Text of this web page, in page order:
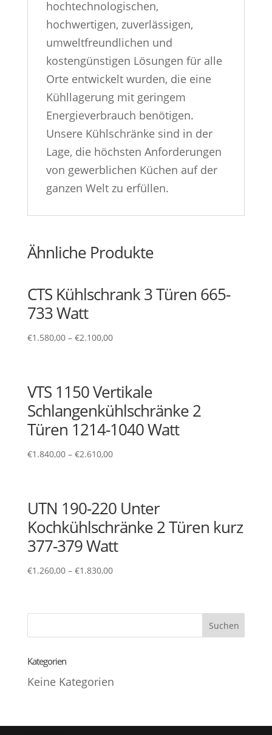
hochtechnologischen,
hochwertigen, zuverlässigen,
umweltfreundlichen und
kostengünstigen Lösungen für alle
Orte entwickelt wurden, die eine
Kühllagerung mit geringem
Energieverbrauch benötigen.
Unsere Kühlschränke sind in der
Lage, die höchsten Anforderungen
von gewerblichen Küchen auf der
ganzen Welt zu erfüllen.
Ähnliche Produkte
CTS Kühlschrank 3 Türen 665-
733 Watt
€1.580,00– €2.100,00
VTS 1150 Vertikale
Schlangenkühlschränke 2
Türen 1214-1040 Watt
€1.840,00– €2.610,00
UTN 190-220 Unter
Kochkühlschränke 2 Türen kurz
377-379 Watt
€1.260,00– €1.830,00
Kategorien
Keine Kategorien